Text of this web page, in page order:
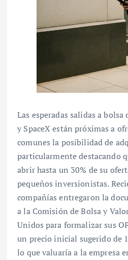
Las esperadas salidas a
y SpaceX están próximas a
comunes la posibilidad de
particularmente destacando
abrir hasta un 30% de su
pequeños inversionistas.
compañías entregaron la
a la Comisión de Bolsa y
Unidos para formalizar sus
un precio inicial sugerido de
lo que valuaría a la empresa